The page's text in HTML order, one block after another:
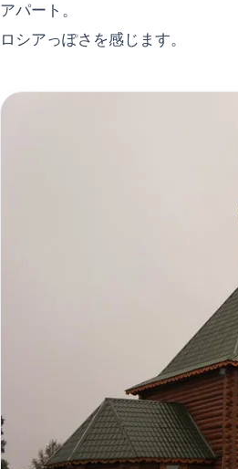
アパート。
ロシアっぽさを感じます。